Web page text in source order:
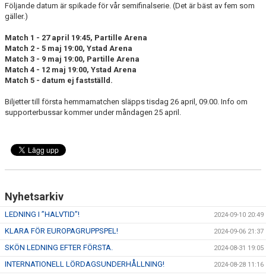
Följande datum är spikade för vår semifinalserie. (Det är bäst av fem som
gäller.)
Match 1 - 27 april 19:45, Partille Arena
Match 2 - 5 maj 19:00, Ystad Arena
Match 3 - 9 maj 19:00, Partille Arena
Match 4 - 12 maj 19:00, Ystad Arena
Match 5 - datum ej fastställd.
Biljetter till första hemmamatchen släpps tisdag 26 april, 09.00. Info om
supporterbussar kommer under måndagen 25 april.
Nyhetsarkiv
LEDNING I ”HALVTID”! 2024-09-10 20:49
KLARA FÖR EUROPAGRUPPSPEL! 2024-09-06 21:37
SKÖN LEDNING EFTER FÖRSTA. 2024-08-31 19:05
INTERNATIONELL LÖRDAGSUNDERHÅLLNING! 2024-08-28 11:16